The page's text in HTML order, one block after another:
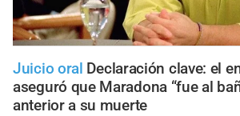
Juicio oral Declaración clave: el
aseguró que Maradona “fue al
anterior a su muerte